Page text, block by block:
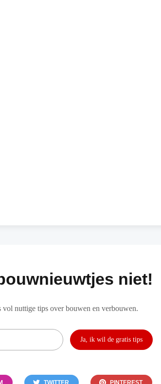
niet!
nuttige tips over bouwen en verbouwen.
TWITTER PINTEREST